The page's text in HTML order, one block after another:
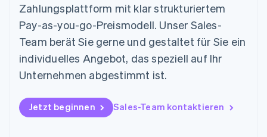
Zahlungsplattform mit klar strukturiertem
Pay-as-you-go-Preismodell. Unser Sales-
Team berät Sie gerne und gestaltet für Sie ein
individuelles Angebot, das speziell auf Ihr
Unternehmen abgestimmt ist.
Jetzt beginnen Sales-Team kontaktieren
NederlandsEnglish
Norwegen
English
Österreich
Deutsch English
Polen
Portugal
PortuguêsEnglish
Rumänien